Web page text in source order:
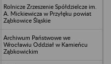
Rolnicze Zrzeszenie Spółdzielcze im.
A. Mickiewicza w Przyłęku powiat
Ząbkowice Śląskie
Archiwum Państwowe we
Wrocławiu Oddział w Kamieńcu
Ząbkowickim